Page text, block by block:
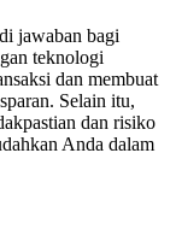
jawaban bagi
teknologi
dan membuat
Selain itu,
dan risiko
Anda dalam